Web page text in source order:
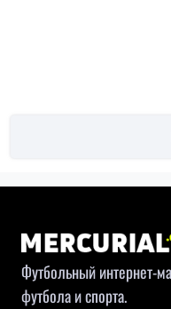
Футбольный интернет-
футбола и спорта.